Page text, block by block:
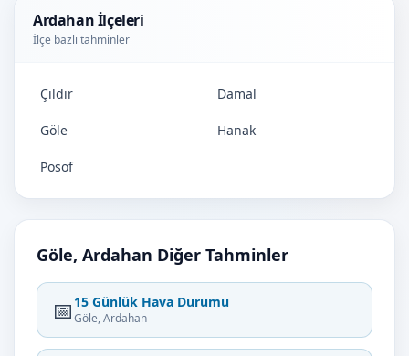
Ardahan İlçeleri
İlçe bazlı tahminler
Çıldır Damal
Göle Hanak
Posof
Göle, Ardahan Diğer Tahminler
📅 15 Günlük Hava Durumu
Göle, Ardahan